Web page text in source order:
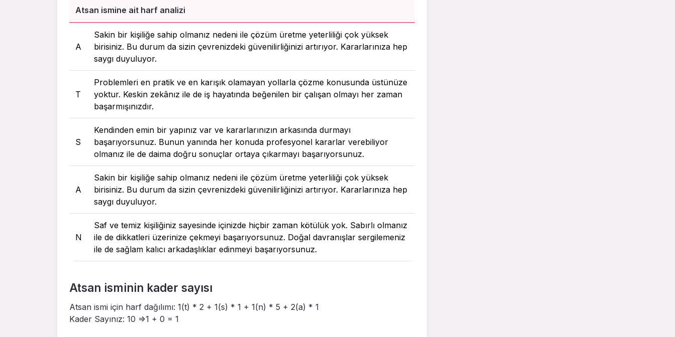
Atsan ismine ait harf analizi
A
Sakin bir kişiliğe sahip olmanız nedeni ile çözüm üretme yeterliliği çok yüksek
birisiniz. Bu durum da sizin çevrenizdeki güvenilirliğinizi artırıyor. Kararlarınıza hep
saygı duyuluyor.
T
Problemleri en pratik ve en karışık olamayan yollarla çözme konusunda üstünüze
yoktur. Keskin zekânız ile de iş hayatında beğenilen bir çalışan olmayı her zaman
başarmışınızdır.
S
Kendinden emin bir yapınız var ve kararlarınızın arkasında durmayı
başarıyorsunuz. Bunun yanında her konuda profesyonel kararlar verebiliyor
olmanız ile de daima doğru sonuçlar ortaya çıkarmayı başarıyorsunuz.
A
Sakin bir kişiliğe sahip olmanız nedeni ile çözüm üretme yeterliliği çok yüksek
birisiniz. Bu durum da sizin çevrenizdeki güvenilirliğinizi artırıyor. Kararlarınıza hep
saygı duyuluyor.
N
Saf ve temiz kişiliğiniz sayesinde içinizde hiçbir zaman kötülük yok. Sabırlı olmanız
ile de dikkatleri üzerinize çekmeyi başarıyorsunuz. Doğal davranışlar sergilemeniz
ile de sağlam kalıcı arkadaşlıklar edinmeyi başarıyorsunuz.
Atsan isminin kader sayısı
Atsan ismi için harf dağılımı: 1(t) * 2 + 1(s) * 1 + 1(n) * 5 + 2(a) * 1
Kader Sayınız: 10 =>1 + 0 = 1